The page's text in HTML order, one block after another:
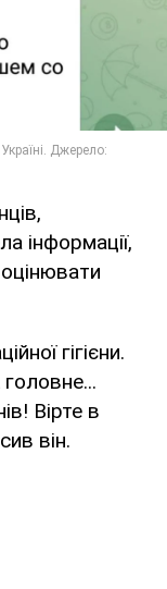
інформації,
гігієни.
головне...
Вірте в
він.